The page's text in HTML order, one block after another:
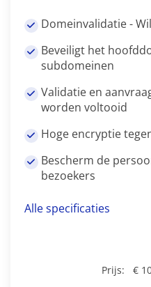
Domeinvalidatie -
Beveiligt het
subdomeinen
Validatie en
worden voltooid
Hoge encryptie
Bescherm de
bezoekers
Alle specificaties
Prijs: €